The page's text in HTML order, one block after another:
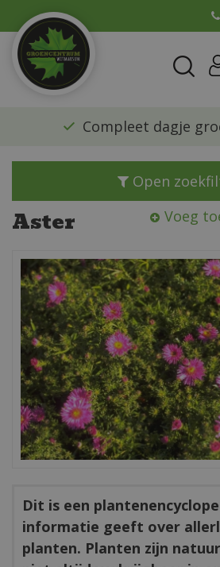
a
​Compleet dagje
Open
Aster Voeg
Dit is een
informatie geeft over
planten. Planten zijn